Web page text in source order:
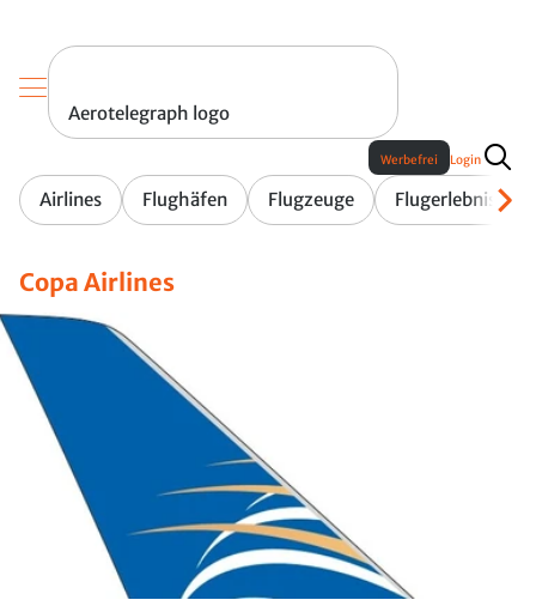
Aerotelegraph logo
Airlines Flughäfen Flugzeuge Flugerlebnis
Werbefrei Login
Copa Airlines